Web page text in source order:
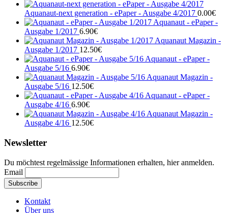
Aquanaut-next generation - ePaper - Ausgabe 4/2017 0.00€
Aquanaut - ePaper -
Ausgabe 1/2017 6.90€
Aquanaut Magazin -
Ausgabe 1/2017 12.50€
Aquanaut - ePaper -
Ausgabe 5/16 6.90€
Aquanaut Magazin -
Ausgabe 5/16 12.50€
Aquanaut - ePaper -
Ausgabe 4/16 6.90€
Aquanaut Magazin -
Ausgabe 4/16 12.50€
Newsletter
Du möchtest regelmässige Informationen erhalten, hier anmelden.
Email
Kontakt
Über uns